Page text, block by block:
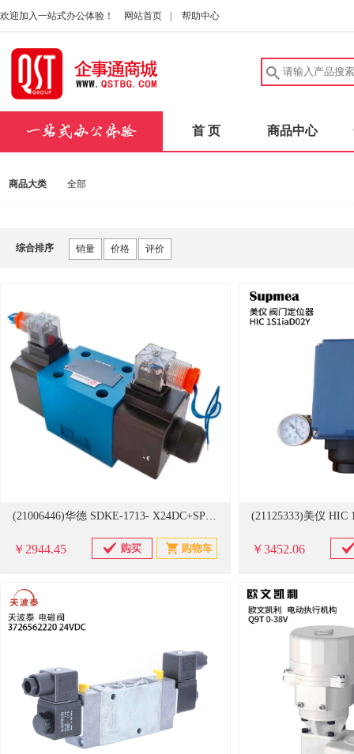
欢迎加入一站式办公体验！ 网站首页 帮助中心
首 页 商品中心
商品大类 全部
综合排序 销量 价格 评价
(21006446)华德 SDKE-1713- X24DC+SP667 电磁换向阀(单位：台)
￥2944.45 ￥3452.06